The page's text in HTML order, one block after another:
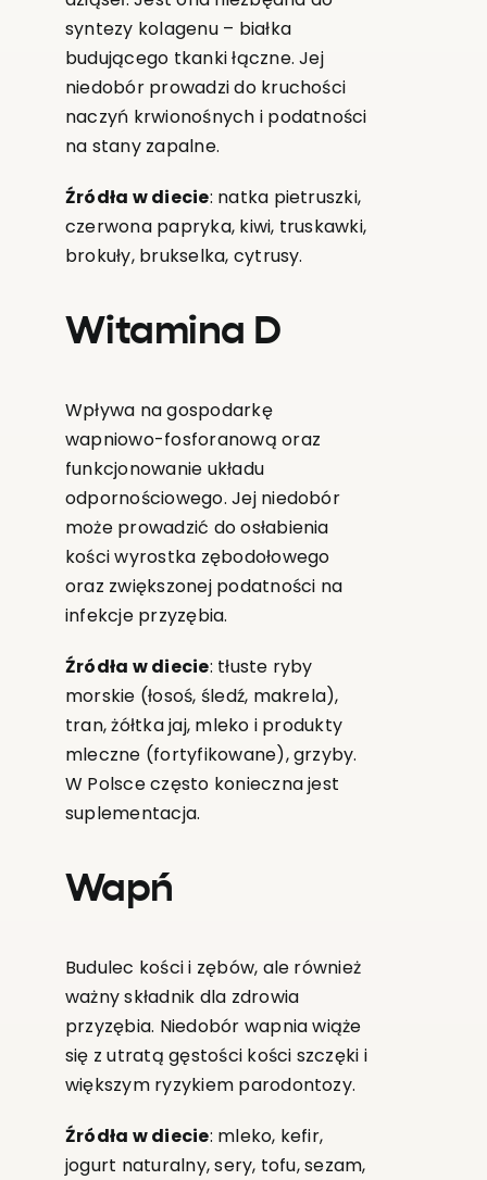
syntezy kolagenu – białka
budującego tkanki łączne. Jej
niedobór prowadzi do kruchości
naczyń krwionośnych i podatności
na stany zapalne.
Źródła w diecie: natka pietruszki,
czerwona papryka, kiwi, truskawki,
brokuły, brukselka, cytrusy.
Witamina D
Wpływa na gospodarkę
wapniowo-fosforanową oraz
funkcjonowanie układu
odpornościowego. Jej niedobór
może prowadzić do osłabienia
kości wyrostka zębodołowego
oraz zwiększonej podatności na
infekcje przyzębia.
Źródła w diecie: tłuste ryby
morskie (łosoś, śledź, makrela),
tran, żółtka jaj, mleko i produkty
mleczne (fortyfikowane), grzyby.
W Polsce często konieczna jest
suplementacja.
Wapń
Budulec kości i zębów, ale również
ważny składnik dla zdrowia
przyzębia. Niedobór wapnia wiąże
się z utratą gęstości kości szczęki i
większym ryzykiem parodontozy.
Źródła w diecie: mleko, kefir,
jogurt naturalny, sery, tofu, sezam,